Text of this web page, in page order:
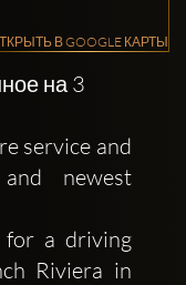
В GOOGLE КАРТЫ
на 3
service and
newest
for a driving
Riviera in